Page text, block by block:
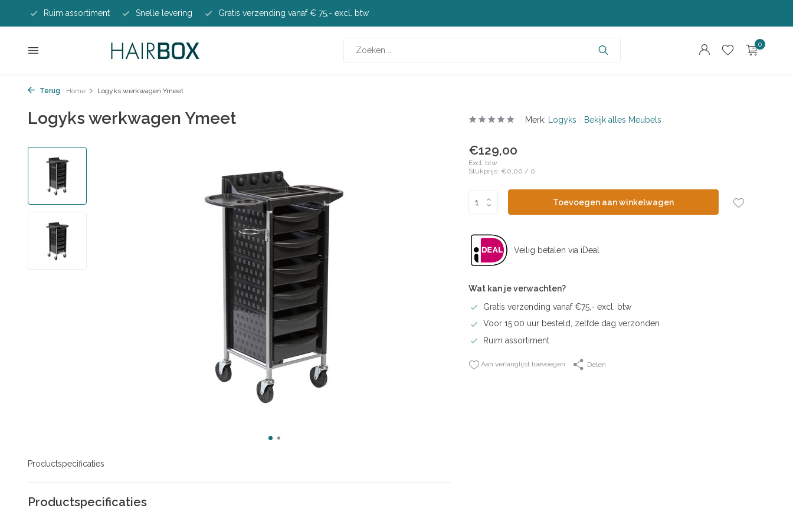
Ruim assortiment Snelle levering Gratis verzending vanaf € 75,- excl. btw
0
Terug Home Logyks werkwagen Ymeet
Logyks werkwagen Ymeet
Productspecificaties
Productspecificaties
Merk: Logyks Bekijk alles Meubels
€129,00
Excl. btw
Stukprijs: €0,00 / 0
Toevoegen aan winkelwagen
Veilig betalen via iDeal
Wat kan je verwachten?
Gratis verzending vanaf €75,- excl. btw
Voor 15:00 uur besteld, zelfde dag verzonden
Ruim assortiment
Aan verlanglijst toevoegen Delen